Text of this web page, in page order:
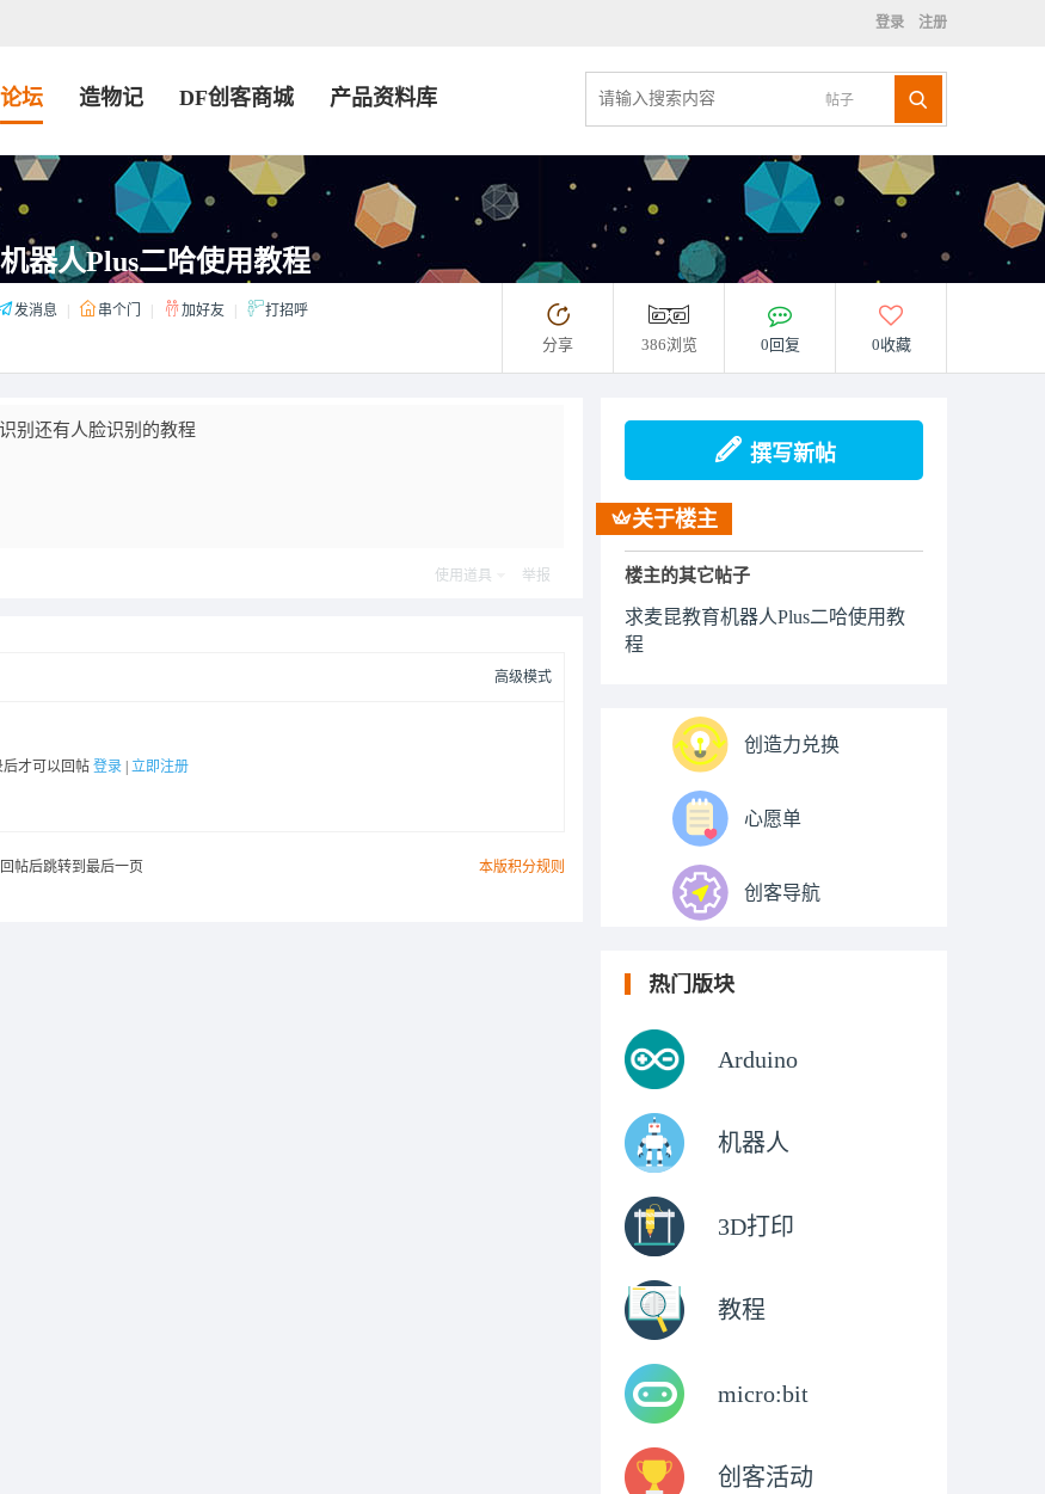
登录 注册
帖子
论坛 造物记 DF创客商城 产品资料库
器人Plus二哈使用教程
发消息 串个门 加好友 打招呼
分享 386浏览 0回复 0收藏
别还有人脸识别的教程
使用道具 举报
高级模式
才可以回帖 登录 立即注册
本版积分规则
回帖后跳转到最后一页
撰写新帖
关于楼主
楼主的其它帖子
求麦昆教育机器人Plus二哈使用教
程
创造力兑换
心愿单
创客导航
热门版块
Arduino
机器人
3D打印
教程
micro:bit
创客活动